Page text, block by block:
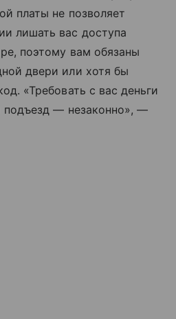
платы не позволяет
лишать вас доступа
поэтому вам обязаны
двери или хотя бы
«Требовать с вас деньги
подъезд — незаконно», —